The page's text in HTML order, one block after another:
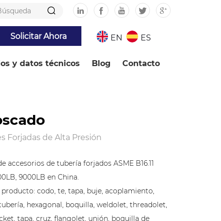
EN ES
Solicitar Ahora
y datos técnicos Blog Contacto
Forjadas de Alta Presión
accesorios de tubería forjados ASME B16.11
9000LB en China.
codo, te, tapa, buje, acoplamiento,
hexagonal, boquilla, weldolet, threadolet,
tapa, cruz, flangolet, unión, boquilla de